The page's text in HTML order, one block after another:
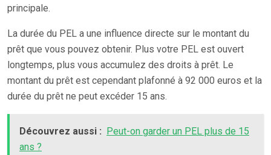
principale.
La durée du PEL a une influence directe sur le montant du
prêt que vous pouvez obtenir. Plus votre PEL est ouvert
longtemps, plus vous accumulez des droits à prêt. Le
montant du prêt est cependant plafonné à 92 000 euros et la
durée du prêt ne peut excéder 15 ans.
Découvrez aussi : Peut-on garder un PEL plus de 15
ans ?